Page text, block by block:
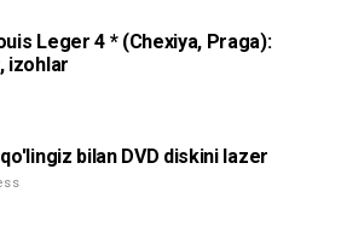
Leger 4 * (Chexiya, Praga):
izohlar
bilan DVD diskini lazer